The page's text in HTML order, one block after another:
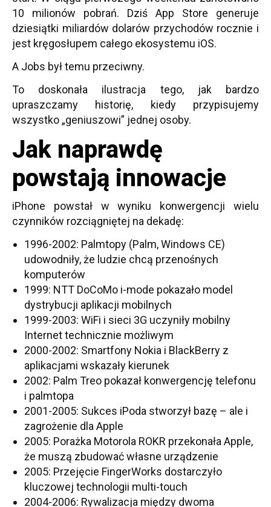
10 milionów pobrań. Dziś App Store generuje
dziesiątki miliardów dolarów przychodów rocznie i
jest kręgosłupem całego ekosystemu iOS.
A Jobs był temu przeciwny.
To doskonała ilustracja tego, jak bardzo
upraszczamy historię, kiedy przypisujemy
wszystko „geniuszowi” jednej osoby.
Jak naprawdę
powstają innowacje
iPhone powstał w wyniku konwergencji wielu
czynników rozciągniętej na dekadę:
1996-2002: Palmtopy (Palm, Windows CE)
udowodniły, że ludzie chcą przenośnych
komputerów
1999: NTT DoCoMo i-mode pokazało model
dystrybucji aplikacji mobilnych
1999-2003: WiFi i sieci 3G uczyniły mobilny
Internet technicznie możliwym
2000-2002: Smartfony Nokia i BlackBerry z
aplikacjami wskazały kierunek
2002: Palm Treo pokazał konwergencję telefonu
i palmtopa
2001-2005: Sukces iPoda stworzył bazę – ale i
zagrożenie dla Apple
2005: Porażka Motorola ROKR przekonała Apple,
że muszą zbudować własne urządzenie
2005: Przejęcie FingerWorks dostarczyło
kluczowej technologii multi-touch
2004-2006: Rywalizacja między dwoma